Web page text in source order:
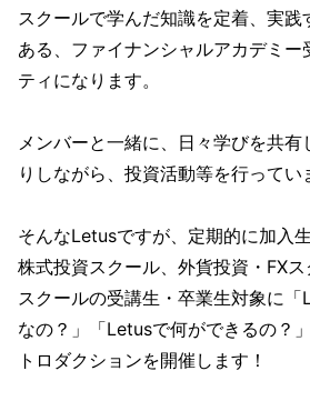
スクールで学んだ知識を定着、実
ある、ファイナンシャルアカデミー
ティになります。
メンバーと一緒に、日々学びを共有
りしながら、投資活動等を行ってい
そんなLetusですが、定期的に加入
株式投資スクール、外貨投資・FX
スクールの受講生・卒業生対象に
なの？」「Letusで何ができるの？
トロダクションを開催します！